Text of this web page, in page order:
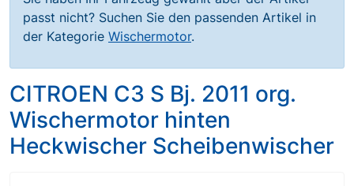
passt nicht? Suchen Sie den passenden Artikel in
der Kategorie Wischermotor.
CITROEN C3 S Bj. 2011 org.
Wischermotor hinten
Heckwischer Scheibenwischer